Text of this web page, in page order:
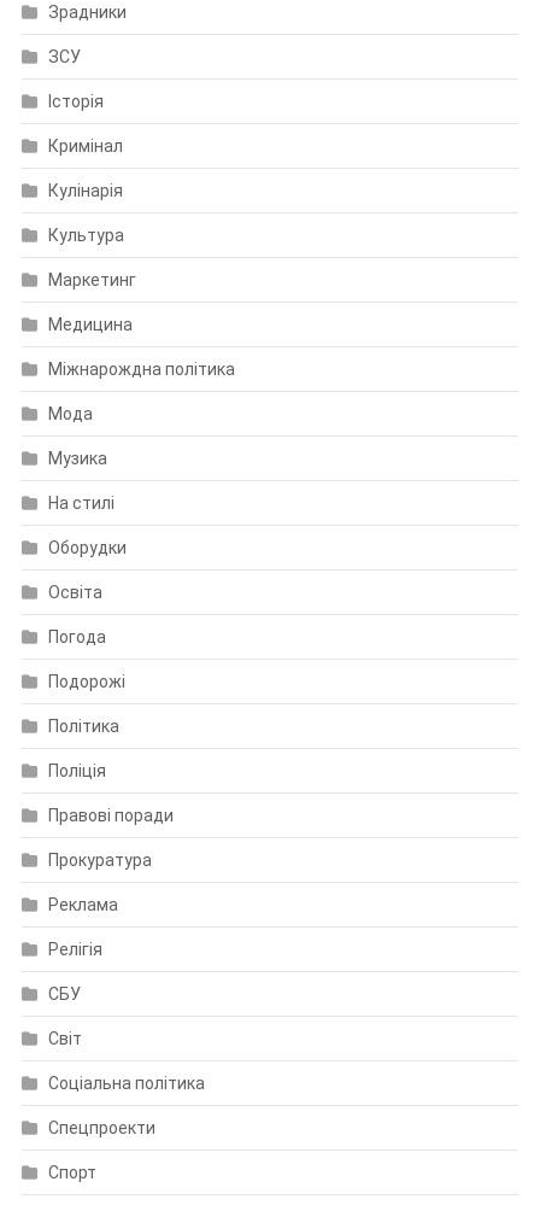
Зрадники
ЗСУ
Історія
Кримінал
Кулінарія
Культура
Маркетинг
Медицина
Міжнарождна політика
Мода
Музика
На стилі
Оборудки
Освіта
Погода
Подорожі
Політика
Поліція
Правові поради
Прокуратура
Реклама
Релігія
СБУ
Світ
Соціальна політика
Спецпроекти
Спорт